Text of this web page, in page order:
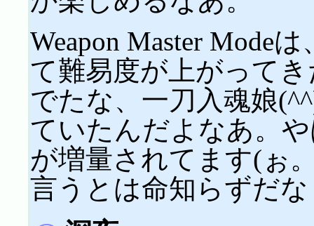
Weapon Master Mode
て難易度が上がって
でたな、一刀入魂娘
ていたんだよなあ。
が増量されてます(ぉ
言うとは命知らずだ